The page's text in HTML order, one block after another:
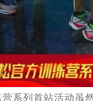
系列首站活动虽